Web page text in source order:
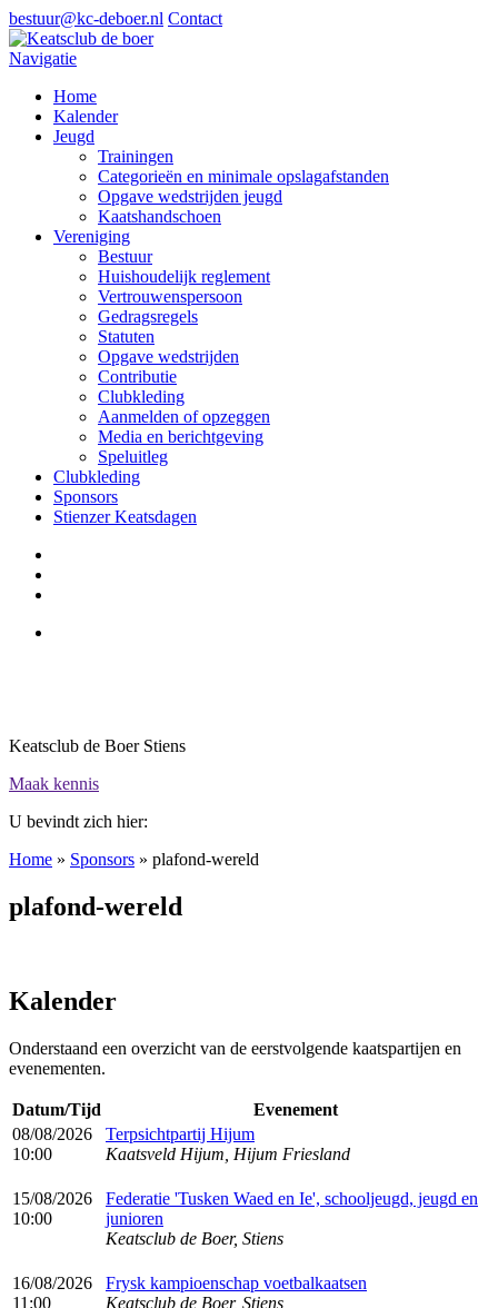
bestuur@kc-deboer.nl Contact
Navigatie
Home
Kalender
Jeugd
Trainingen
Categorieën en minimale opslagafstanden
Opgave wedstrijden jeugd
Kaatshandschoen
Vereniging
Bestuur
Huishoudelijk reglement
Vertrouwenspersoon
Gedragsregels
Statuten
Opgave wedstrijden
Contributie
Clubkleding
Aanmelden of opzeggen
Media en berichtgeving
Speluitleg
Clubkleding
Sponsors
Stienzer Keatsdagen
Keatsclub de Boer Stiens
Maak kennis
U bevindt zich hier:
Home » Sponsors » plafond-wereld
plafond-wereld
Kalender
Onderstaand een overzicht van de eerstvolgende kaatspartijen en
evenementen.
Datum/Tijd
Evenement
08/08/2026
10:00
Terpsichtpartij Hijum
Kaatsveld Hijum, Hijum Friesland
15/08/2026
10:00
Federatie 'Tusken Waed en Ie', schooljeugd, jeugd en
junioren
Keatsclub de Boer, Stiens
16/08/2026
11:00
Frysk kampioenschap voetbalkaatsen
Keatsclub de Boer, Stiens